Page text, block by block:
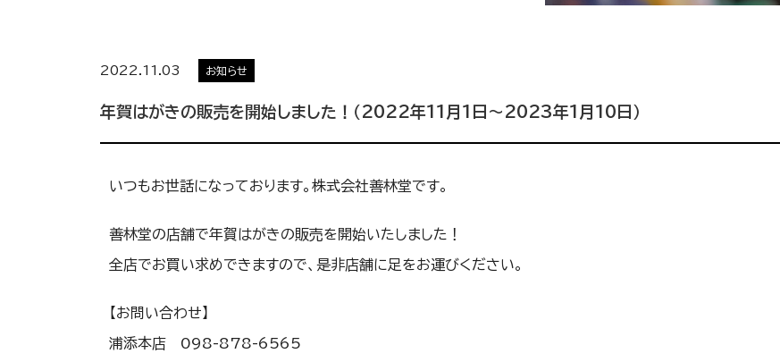
年賀はがきの販売を開始しました！（2022年11月1日〜2023年1月10日）
2022.11.03 お知らせ
いつもお世話になっております。株式会社善林堂です。
善林堂の店舗で年賀はがきの販売を開始いたしました！
全店でお買い求めできますので、是非店舗に足をお運びください。
【お問い合わせ】
浦添本店 098-878-6565